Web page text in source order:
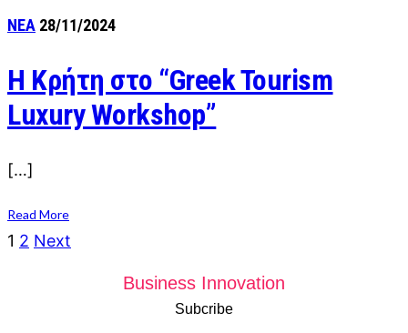
ΝΕΑ 28/11/2024
Η Κρήτη στο “Greek Tourism
Luxury Workshop”
[…]
Read More
Posts
navigation
1 2 Next
Business Innovation
Subcribe